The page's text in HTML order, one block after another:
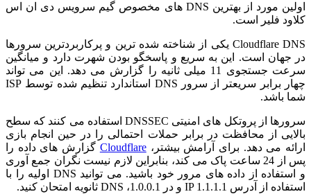
اولین مورد از بهترین DNS های مخصوص گیم سرویس دی ان اس
کلاود فلیر است.
Cloudflare DNS یکی از شناخته شده ترین و پرکاربردترین سرورها
در جهان است. این به سریع و پاسخگو بودن شهرت دارد و میانگین
سرعت جستجوی 11 میلی ثانیه را گزارش می دهد. این می تواند
چهار برابر سریعتر از سرور DNS استاندارد تنظیم شده توسط ISP
شما باشد.
سرورها از پروتکل های امنیتی DNSSEC استفاده می کنند که سطح
بالایی از محافظت در برابر حملات احتمالی را در حین انجام بازی
ارائه می دهد. برای آرامش بیشتر،Cloudflare گزارش های داده را
پس از 24 ساعت پاک می کند، بنابراین لازم نیست نگران جمع آوری
و استفاده از داده های مرور خود باشید. می توانید DNS اولیه را با
استفاده از آدرس IP 1.1.1.1 و در 1.0.0.1، DNS ثانویه امتحان کنید.